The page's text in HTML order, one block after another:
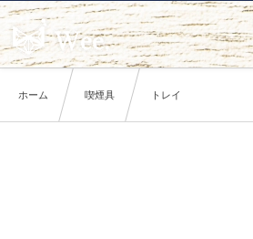
ホーム 喫煙具 トレイ